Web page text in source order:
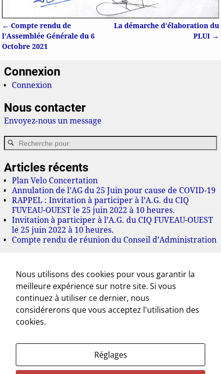
Navigation des articles
← Compte rendu de
l’Assemblée Générale du 6
Octobre 2021
La démarche d’élaboration du
PLUI →
Connexion
Connexion
Nous contacter
Envoyez-nous un message
Articles récents
Plan Velo Concertation
Annulation de l’AG du 25 Juin pour cause de COVID-19
RAPPEL : Invitation à participer à l’A.G. du CIQ
FUVEAU-OUEST le 25 juin 2022 à 10 heures.
Invitation à participer à l’A.G. du CIQ FUVEAU-OUEST
le 25 juin 2022 à 10 heures.
Compte rendu de réunion du Conseil d’Administration
juillet 2022
juin 2022
mai 2022
mars 2022
novembre 2021
octobre 2021
juillet 2021
avril 2021
Nous utilisons des cookies pour vous garantir la
meilleure expérience sur notre site. Si vous
continuez à utiliser ce dernier, nous
considérerons que vous acceptez l'utilisation des
cookies.
Réglages